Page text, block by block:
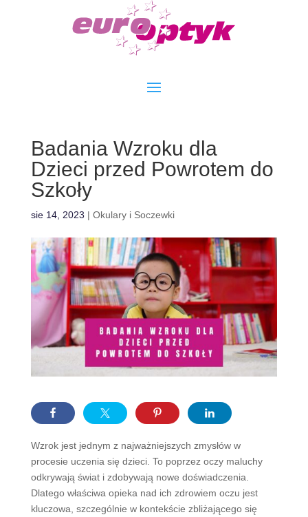
Badania Wzroku dla
Dzieci przed Powrotem do
Szkoły
sie 14, 2023 | Okulary i Soczewki
Wzrok jest jednym z najważniejszych zmysłów w
procesie uczenia się dzieci. To poprzez oczy maluchy
odkrywają świat i zdobywają nowe doświadczenia.
Dlatego właściwa opieka nad ich zdrowiem oczu jest
kluczowa, szczególnie w kontekście zbliżającego się